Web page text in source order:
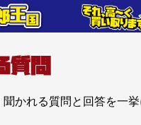
かれる質問と回答を一